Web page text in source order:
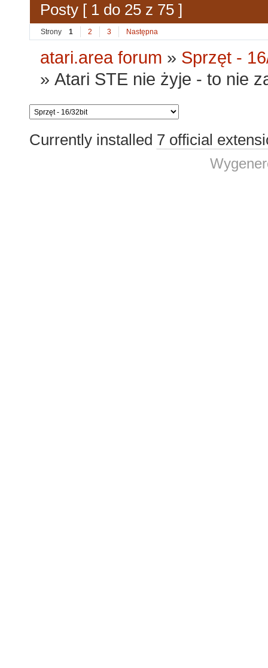
Posty [ 1 do 25 z 75 ]
Strony 1 2 3 Następna
atari.area forum » Sprzęt -
»Atari STE nie żyje - to nie
Currently installed 7 official